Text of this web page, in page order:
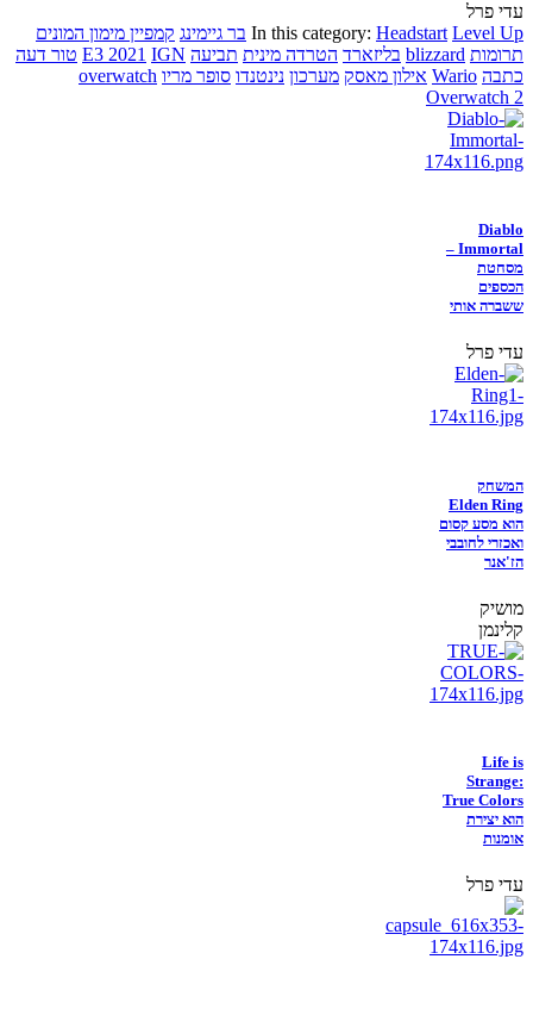
עדי פרל
In this category: Headstart Level Up בר גיימינג קמפיין מימון המונים
תרומות blizzard בליזארד הטרדה מינית תביעה E3 2021 IGN
טור דעה
כתבה Wario אילון מאסק מערכון נינטנדו סופר מריו overwatch
Overwatch 2
Diablo
Immortal –
מסחטת
הכספים
ששברה אותי
עדי פרל
המשחק
Elden Ring
הוא מסע קסום
ואכזרי לחובבי
הז'אנר
מושיק
קלינמן
Life is
Strange:
True Colors
הוא יצירת
אומנות
עדי פרל